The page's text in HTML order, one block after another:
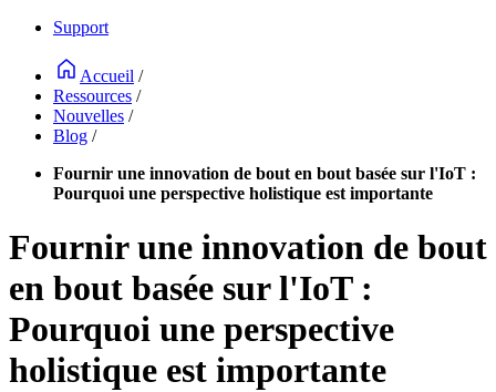
Support
Accueil /
Ressources /
Nouvelles /
Blog /
Fournir une innovation de bout en bout basée sur l'IoT :
Pourquoi une perspective holistique est importante
Fournir une innovation de bout
en bout basée sur l'IoT :
Pourquoi une perspective
holistique est importante